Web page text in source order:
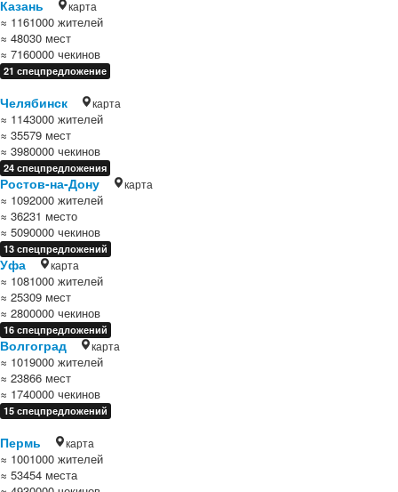
Казань карта
≈ 1161000 жителей
≈ 48030 мест
≈ 7160000 чекинов
21 спецпредложение
Челябинск карта
≈ 1143000 жителей
≈ 35579 мест
≈ 3980000 чекинов
24 спецпредложения
Ростов-на-Дону карта
≈ 1092000 жителей
≈ 36231 место
≈ 5090000 чекинов
13 спецпредложений
Уфа карта
≈ 1081000 жителей
≈ 25309 мест
≈ 2800000 чекинов
16 спецпредложений
Волгоград карта
≈ 1019000 жителей
≈ 23866 мест
≈ 1740000 чекинов
15 спецпредложений
Пермь карта
≈ 1001000 жителей
≈ 53454 места